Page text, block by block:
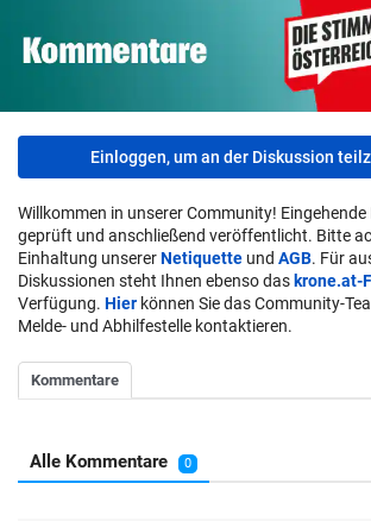
Einloggen, um an der Diskussion
Willkommen in unserer Community!
geprüft und anschließend veröffentlicht. Bitte
Einhaltung unsererNetiquette und AGB. Für
Diskussionen steht Ihnen ebenso das krone.at-
Verfügung. Hier können Sie das Community-
Melde- und Abhilfestelle kontaktieren.